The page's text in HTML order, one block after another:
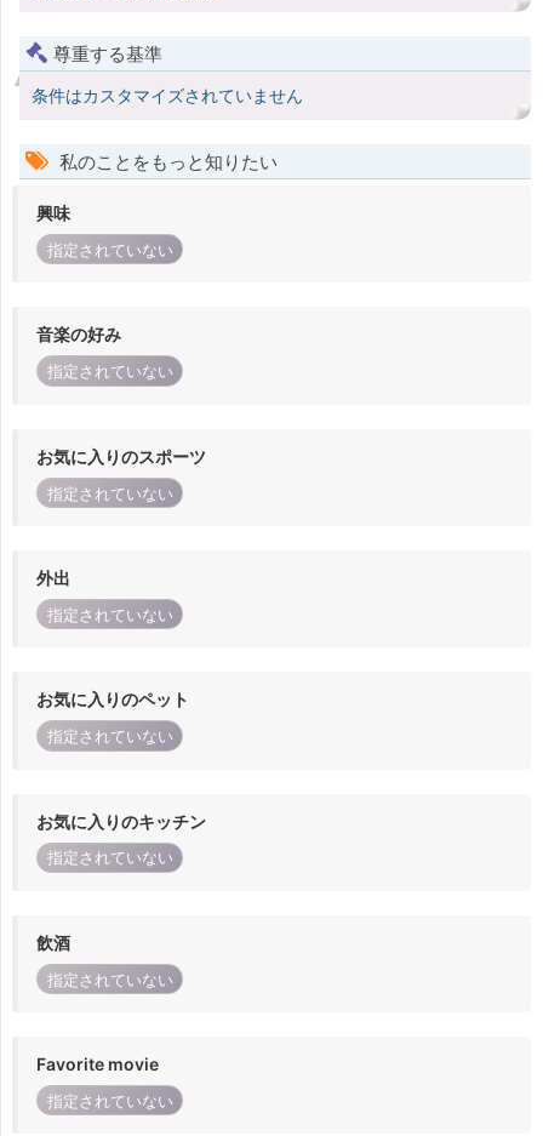
尊重する基準
条件はカスタマイズされていません
私のことをもっと知りたい
興味
指定されていない
音楽の好み
指定されていない
お気に入りのスポーツ
指定されていない
外出
指定されていない
お気に入りのペット
指定されていない
お気に入りのキッチン
指定されていない
飲酒
指定されていない
Favorite movie
指定されていない